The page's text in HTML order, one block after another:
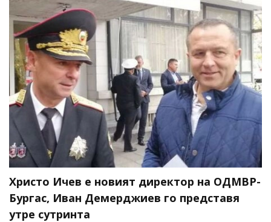
Христо Ичев е новият директор на ОДМВР-
Бургас, Иван Демерджиев го представя
утре сутринта